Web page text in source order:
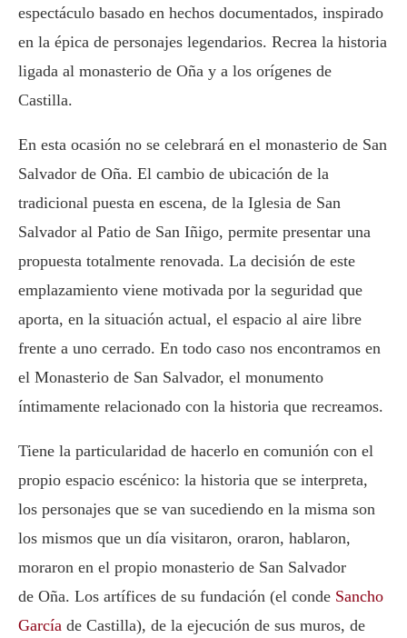
espectáculo basado en hechos documentados, inspirado
en la épica de personajes legendarios. Recrea la historia
ligada al monasterio de Oña y a los orígenes de
Castilla.
En esta ocasión no se celebrará en el monasterio de San
Salvador de Oña. El cambio de ubicación de la
tradicional puesta en escena, de la Iglesia de San
Salvador al Patio de San Iñigo, permite presentar una
propuesta totalmente renovada. La decisión de este
emplazamiento viene motivada por la seguridad que
aporta, en la situación actual, el espacio al aire libre
frente a uno cerrado. En todo caso nos encontramos en
el Monasterio de San Salvador, el monumento
íntimamente relacionado con la historia que recreamos.
Tiene la particularidad de hacerlo en comunión con el
propio espacio escénico: la historia que se interpreta,
los personajes que se van sucediendo en la misma son
los mismos que un día visitaron, oraron, hablaron,
moraron en el propio monasterio de San Salvador
de Oña. Los artífices de su fundación (el conde Sancho
García de Castilla), de la ejecución de sus muros, de